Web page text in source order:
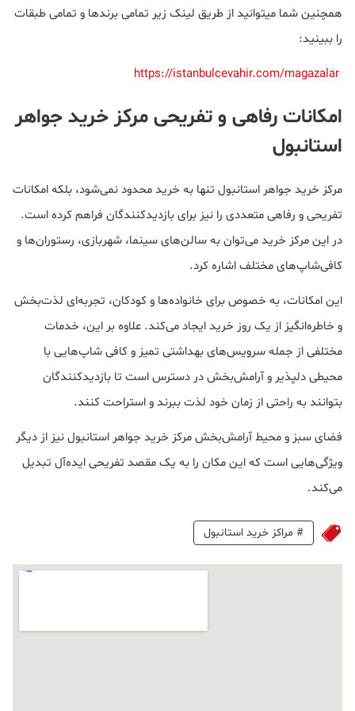
همچنین شما میتوانید از طریق لینک زیر تمامی برندها و تمامی طبقات
را ببینید:
https://istanbulcevahir.com/magazalar
امکانات رفاهی و تفریحی مرکز خرید جواهر
استانبول
مرکز خرید جواهر استانبول تنها به خرید محدود نمی‌شود، بلکه امکانات
تفریحی و رفاهی متعددی را نیز برای بازدیدکنندگان فراهم کرده است.
در این مرکز خرید می‌توان به سالن‌های سینما، شهربازی، رستوران‌ها و
کافی‌شاپ‌های مختلف اشاره کرد.
این امکانات، به خصوص برای خانواده‌ها و کودکان، تجربه‌ای لذت‌بخش
و خاطره‌انگیز از یک روز خرید ایجاد می‌کند. علاوه بر این، خدمات
مختلفی از جمله سرویس‌های بهداشتی تمیز و کافی شاپ‌هایی با
محیطی دلپذیر و آرامش‌بخش در دسترس است تا بازدیدکنندگان
بتوانند به راحتی از زمان خود لذت ببرند و استراحت کنند.
فضای سبز و محیط آرامش‌بخش مرکز خرید جواهر استانبول نیز از دیگر
ویژگی‌هایی است که این مکان را به یک مقصد تفریحی ایده‌آل تبدیل
می‌کند.
# مراکز خرید استانبول